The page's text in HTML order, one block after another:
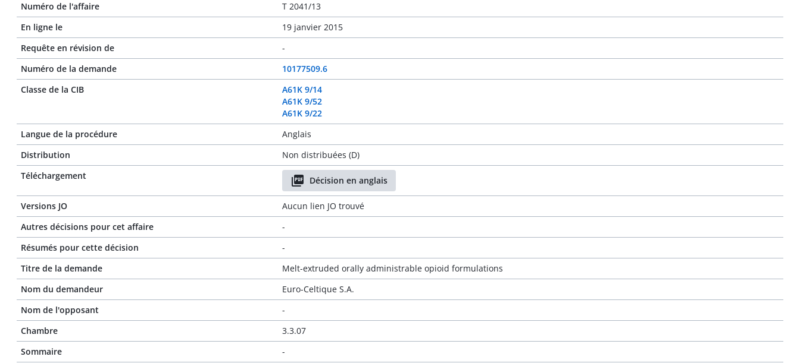
Numéro de l'affaire
T 2041/13
En ligne le
19 janvier 2015
Requête en révision de
-
Numéro de la demande
10177509.6
Classe de la CIB
A61K 9/14
A61K 9/52
A61K 9/22
Langue de la procédure
Anglais
Distribution
Non distribuées (D)
Téléchargement
Décision en anglais
Versions JO
Aucun lien JO trouvé
Autres décisions pour cet affaire
-
Résumés pour cette décision
-
Titre de la demande
Melt-extruded orally administrable opioid formulations
Nom du demandeur
Euro-Celtique S.A.
Nom de l'opposant
-
Chambre
3.3.07
Sommaire
-